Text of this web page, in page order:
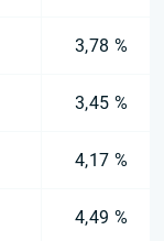
3,78 %
3,45 %
4,17 %
4,49 %